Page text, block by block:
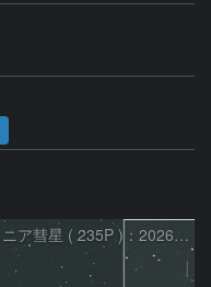
リニア彗星 ( 235P )：2026/07/09